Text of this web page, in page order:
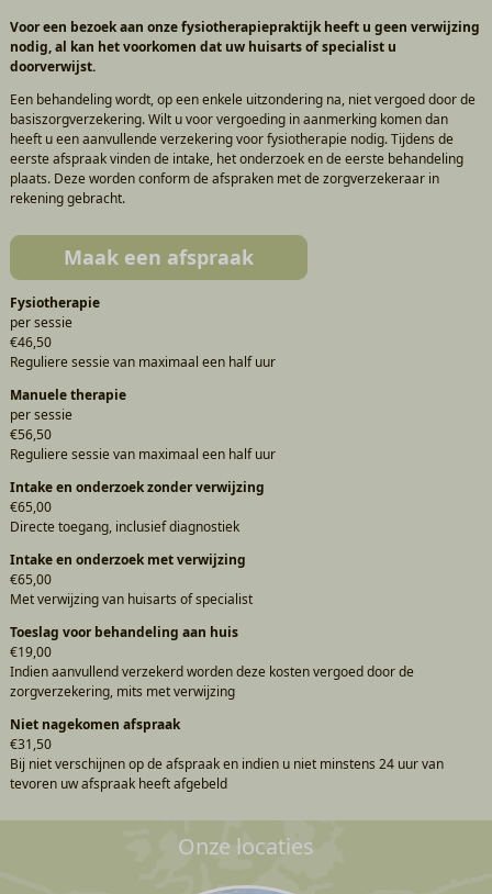
Voor een bezoek aan onze fysiotherapiepraktijk heeft u geen verwijzing
nodig, al kan het voorkomen dat uw huisarts of specialist u
doorverwijst.
Een behandeling wordt, op een enkele uitzondering na, niet vergoed door de
basiszorgverzekering. Wilt u voor vergoeding in aanmerking komen dan
heeft u een aanvullende verzekering voor fysiotherapie nodig. Tijdens de
eerste afspraak vinden de intake, het onderzoek en de eerste behandeling
plaats. Deze worden conform de afspraken met de zorgverzekeraar in
rekening gebracht.
Maak een afspraak
Fysiotherapie
per sessie
€46,50
Reguliere sessie van maximaal een half uur
Manuele therapie
per sessie
€56,50
Reguliere sessie van maximaal een half uur
Intake en onderzoek zonder verwijzing
€65,00
Directe toegang, inclusief diagnostiek
Intake en onderzoek met verwijzing
€65,00
Met verwijzing van huisarts of specialist
Toeslag voor behandeling aan huis
€19,00
Indien aanvullend verzekerd worden deze kosten vergoed door de
zorgverzekering, mits met verwijzing
Niet nagekomen afspraak
€31,50
Bij niet verschijnen op de afspraak en indien u niet minstens 24 uur van
tevoren uw afspraak heeft afgebeld
Onze locaties